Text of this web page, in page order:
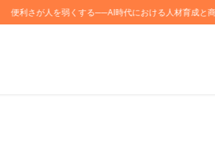
便利さが人を弱くする──AI時代における人材育成と商売